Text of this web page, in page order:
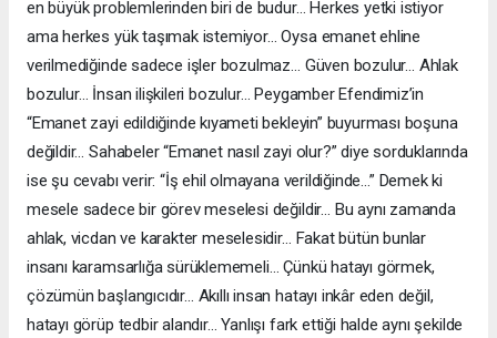
en büyük problemlerinden biri de budur… Herkes yetki istiyor
ama herkes yük taşımak istemiyor… Oysa emanet ehline
verilmediğinde sadece işler bozulmaz… Güven bozulur… Ahlak
bozulur… İnsan ilişkileri bozulur… Peygamber Efendimiz’in
“Emanet zayi edildiğinde kıyameti bekleyin” buyurması boşuna
değildir… Sahabeler “Emanet nasıl zayi olur?” diye sorduklarında
ise şu cevabı verir: “İş ehil olmayana verildiğinde…” Demek ki
mesele sadece bir görev meselesi değildir… Bu aynı zamanda
ahlak, vicdan ve karakter meselesidir… Fakat bütün bunlar
insanı karamsarlığa sürüklememeli… Çünkü hatayı görmek,
çözümün başlangıcıdır… Akıllı insan hatayı inkâr eden değil,
hatayı görüp tedbir alandır… Yanlışı fark ettiği halde aynı şekilde